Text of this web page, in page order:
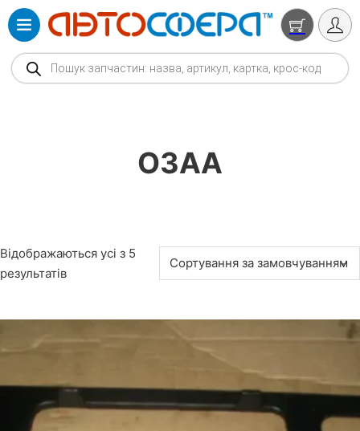
Products search
ОЗАА
Відображаються усі з 5
результатів